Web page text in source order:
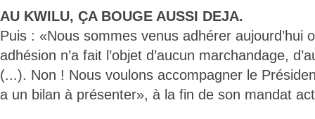
AU KWILU, ÇA BOUGE AUSSI DEJA.
Puis : «Nous sommes venus adhérer aujourd’hui
adhésion n’a fait l’objet d’aucun marchandage,
(...). Non ! Nous voulons accompagner le
a un bilan à présenter», à la fin de son mandat